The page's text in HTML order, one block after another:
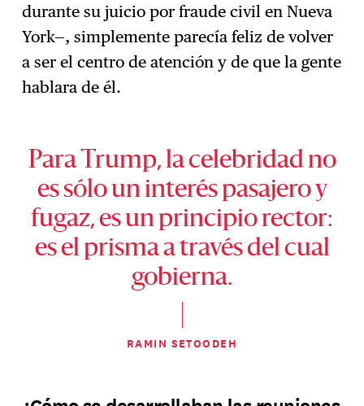
durante su juicio por fraude civil en Nueva
York—, simplemente parecía feliz de volver
a ser el centro de atención y de que la gente
hablara de él.
Para Trump, la celebridad no
es sólo un interés pasajero y
fugaz, es un principio rector:
es el prisma a través del cual
gobierna.
RAMIN SETOODEH